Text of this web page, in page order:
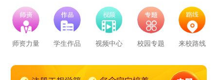
师资力量 学生作品 视频中心 校园专题 来校路线
学校里面的漂亮女孩子多不多呀
报名要带哪些东西
毕业以后的就业率怎么样呀
新能源汽车技术 150 129 技能证书+学历证书 立即预约
公路施工与养护 30 26 技能证书+学历证书 立即预约
电子商务 30 26 技能证书+学历证书 立即预约
立即预约